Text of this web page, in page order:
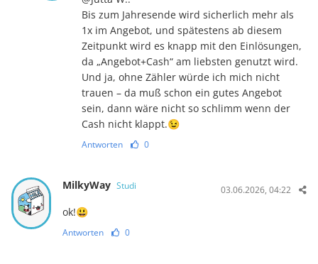
Bis zum Jahresende wird sicherlich mehr als
1x im Angebot, und spätestens ab diesem
Zeitpunkt wird es knapp mit den Einlösungen,
da „Angebot+Cash“ am liebsten genutzt wird.
Und ja, ohne Zähler würde ich mich nicht
trauen – da muß schon ein gutes Angebot
sein, dann wäre nicht so schlimm wenn der
Cash nicht klappt.😉
Antworten 0
MilkyWay Studi 03.06.2026, 04:22
ok!😃
Antworten 0